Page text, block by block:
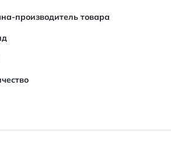
производитель товара